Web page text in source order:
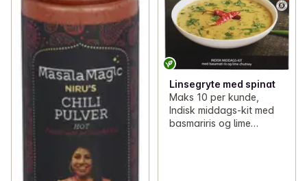
Linsegryte med spinat
Maks 10 per kunde,
Indisk middags-kit med
basmariris og lime